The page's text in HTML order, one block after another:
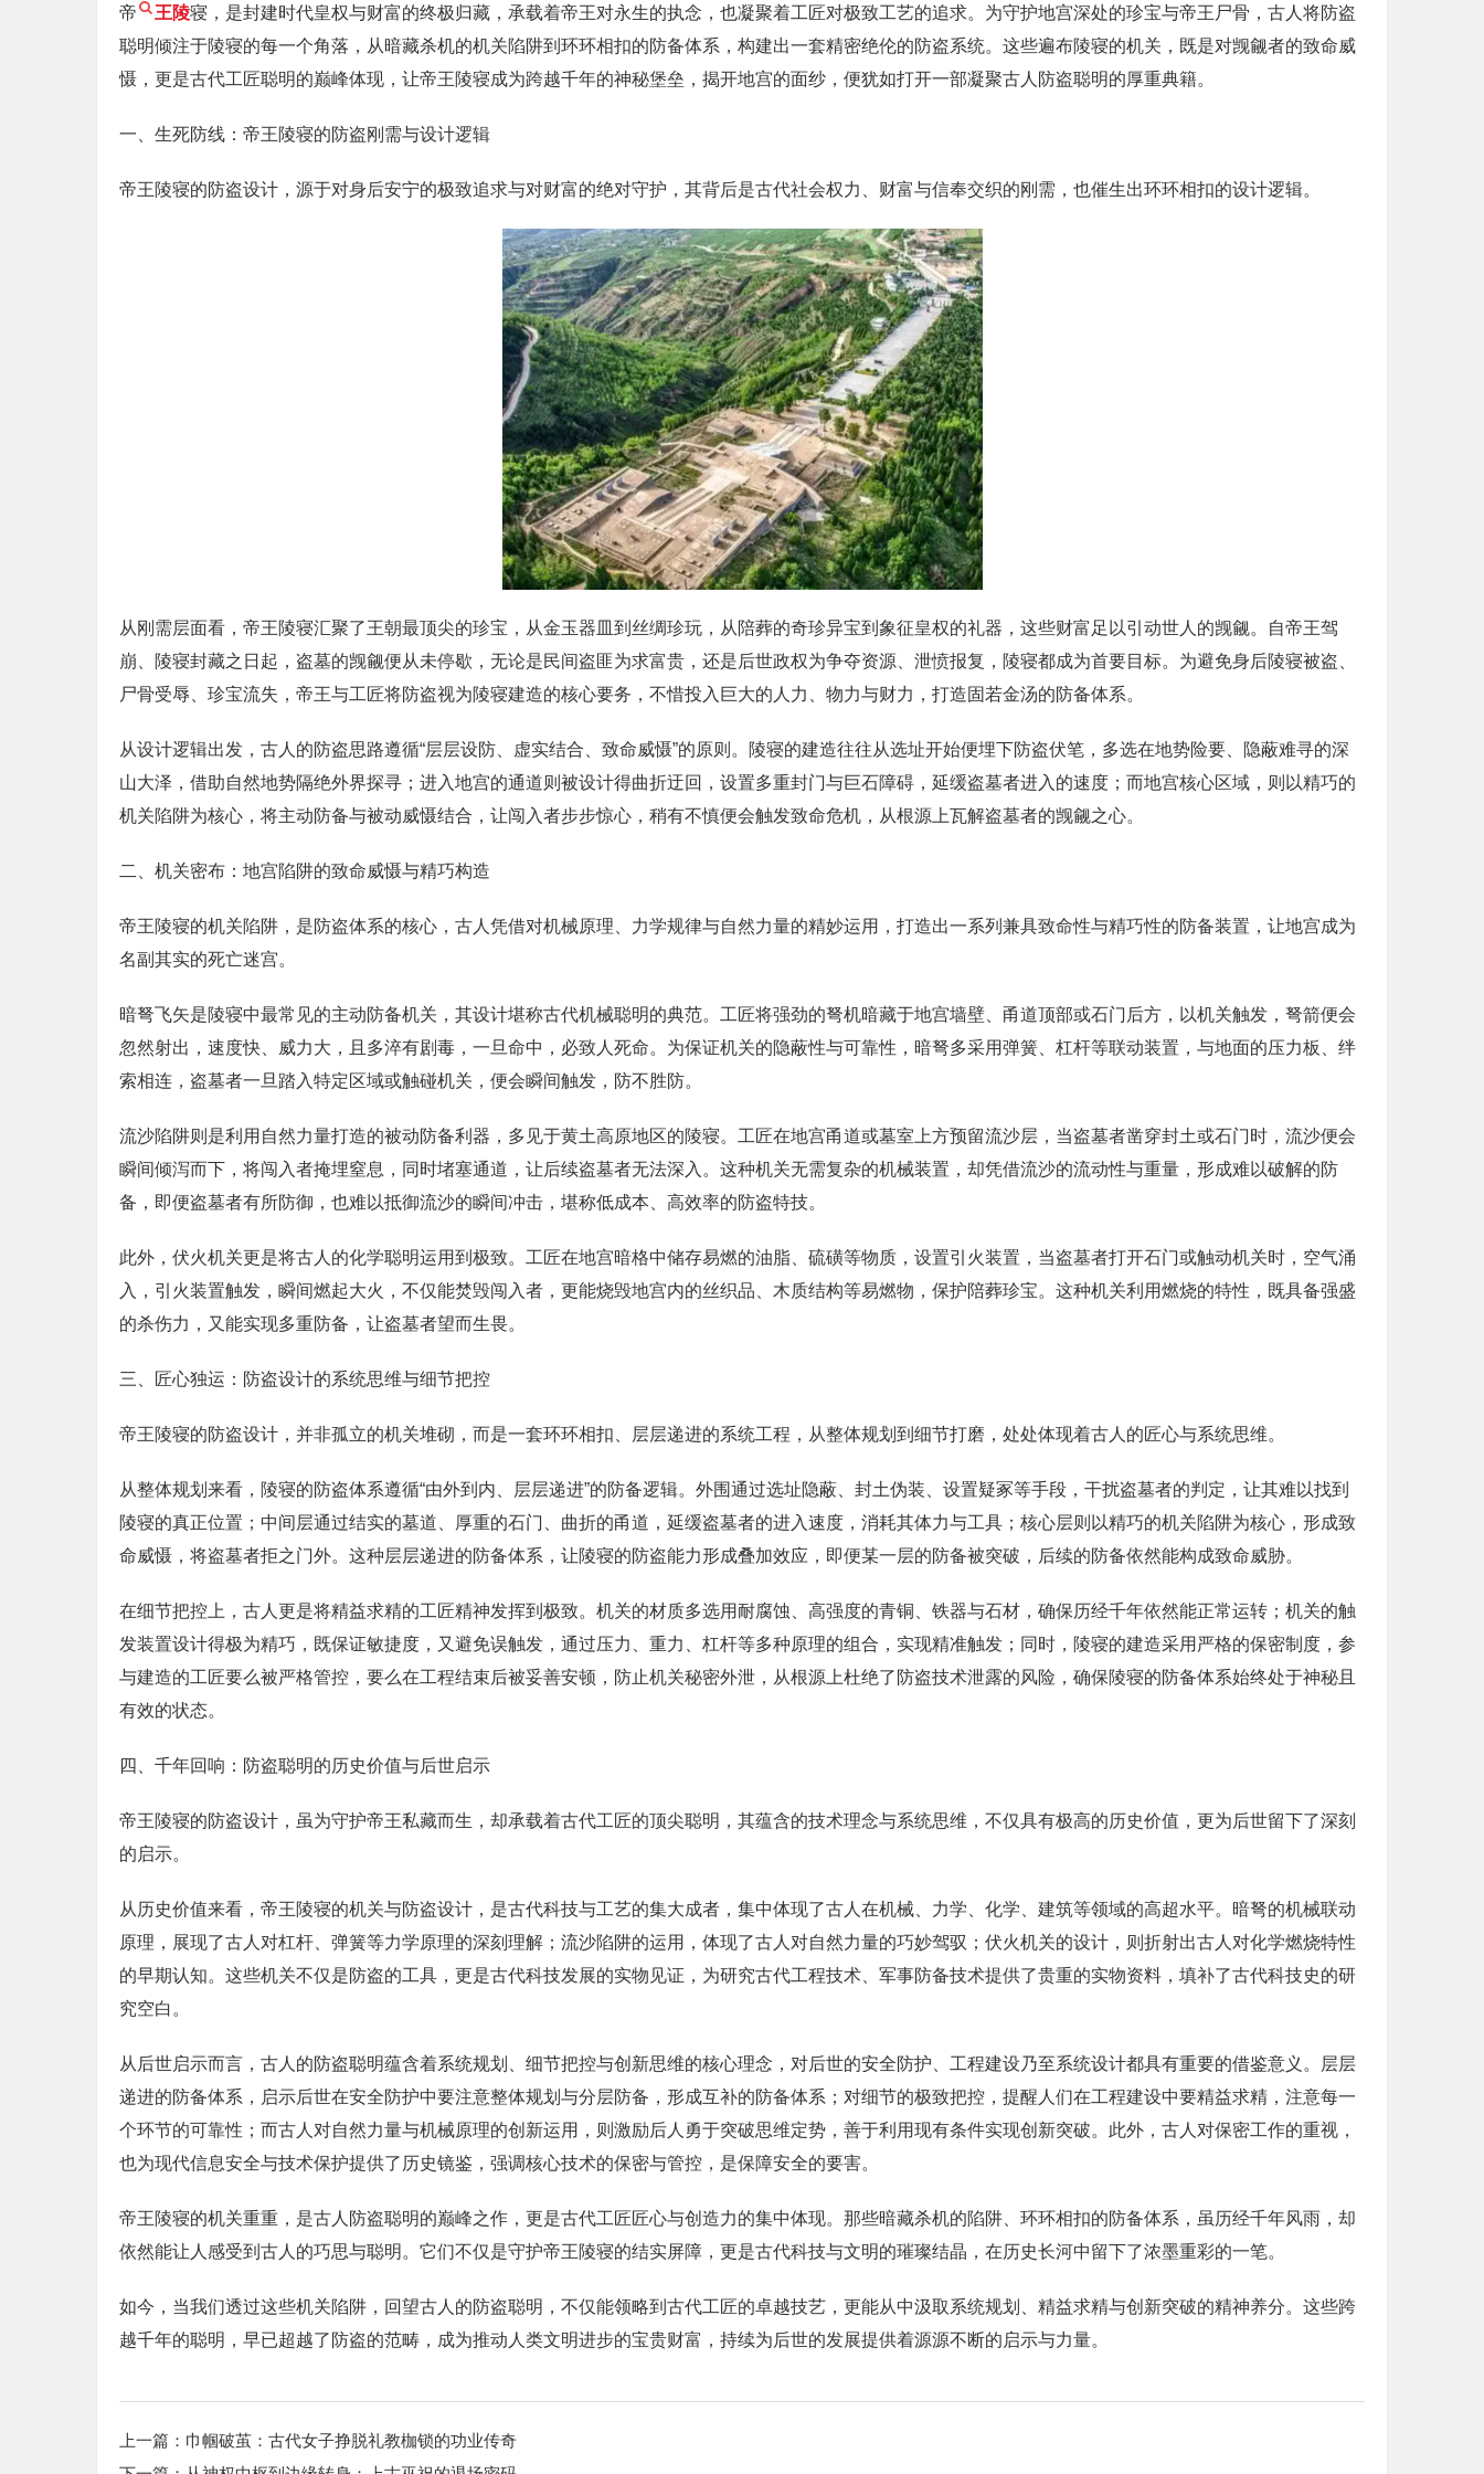
帝 王陵寝，是封建时代皇权与财富的终极归藏，承载着帝王对永生的执念，也凝聚着工匠对极致工艺的追求。为守护地宫深处的珍宝与帝王尸骨，古人将防盗
聪明倾注于陵寝的每一个角落，从暗藏杀机的机关陷阱到环环相扣的防备体系，构建出一套精密绝伦的防盗系统。这些遍布陵寝的机关，既是对觊觎者的致命威
慑，更是古代工匠聪明的巅峰体现，让帝王陵寝成为跨越千年的神秘堡垒，揭开地宫的面纱，便犹如打开一部凝聚古人防盗聪明的厚重典籍。
一、生死防线：帝王陵寝的防盗刚需与设计逻辑
帝王陵寝的防盗设计，源于对身后安宁的极致追求与对财富的绝对守护，其背后是古代社会权力、财富与信奉交织的刚需，也催生出环环相扣的设计逻辑。
从刚需层面看，帝王陵寝汇聚了王朝最顶尖的珍宝，从金玉器皿到丝绸珍玩，从陪葬的奇珍异宝到象征皇权的礼器，这些财富足以引动世人的觊觎。自帝王驾
崩、陵寝封藏之日起，盗墓的觊觎便从未停歇，无论是民间盗匪为求富贵，还是后世政权为争夺资源、泄愤报复，陵寝都成为首要目标。为避免身后陵寝被盗、
尸骨受辱、珍宝流失，帝王与工匠将防盗视为陵寝建造的核心要务，不惜投入巨大的人力、物力与财力，打造固若金汤的防备体系。
从设计逻辑出发，古人的防盗思路遵循“层层设防、虚实结合、致命威慑”的原则。陵寝的建造往往从选址开始便埋下防盗伏笔，多选在地势险要、隐蔽难寻的深
山大泽，借助自然地势隔绝外界探寻；进入地宫的通道则被设计得曲折迂回，设置多重封门与巨石障碍，延缓盗墓者进入的速度；而地宫核心区域，则以精巧的
机关陷阱为核心，将主动防备与被动威慑结合，让闯入者步步惊心，稍有不慎便会触发致命危机，从根源上瓦解盗墓者的觊觎之心。
二、机关密布：地宫陷阱的致命威慑与精巧构造
帝王陵寝的机关陷阱，是防盗体系的核心，古人凭借对机械原理、力学规律与自然力量的精妙运用，打造出一系列兼具致命性与精巧性的防备装置，让地宫成为
名副其实的死亡迷宫。
暗弩飞矢是陵寝中最常见的主动防备机关，其设计堪称古代机械聪明的典范。工匠将强劲的弩机暗藏于地宫墙壁、甬道顶部或石门后方，以机关触发，弩箭便会
忽然射出，速度快、威力大，且多淬有剧毒，一旦命中，必致人死命。为保证机关的隐蔽性与可靠性，暗弩多采用弹簧、杠杆等联动装置，与地面的压力板、绊
索相连，盗墓者一旦踏入特定区域或触碰机关，便会瞬间触发，防不胜防。
流沙陷阱则是利用自然力量打造的被动防备利器，多见于黄土高原地区的陵寝。工匠在地宫甬道或墓室上方预留流沙层，当盗墓者凿穿封土或石门时，流沙便会
瞬间倾泻而下，将闯入者掩埋窒息，同时堵塞通道，让后续盗墓者无法深入。这种机关无需复杂的机械装置，却凭借流沙的流动性与重量，形成难以破解的防
备，即便盗墓者有所防御，也难以抵御流沙的瞬间冲击，堪称低成本、高效率的防盗特技。
此外，伏火机关更是将古人的化学聪明运用到极致。工匠在地宫暗格中储存易燃的油脂、硫磺等物质，设置引火装置，当盗墓者打开石门或触动机关时，空气涌
入，引火装置触发，瞬间燃起大火，不仅能焚毁闯入者，更能烧毁地宫内的丝织品、木质结构等易燃物，保护陪葬珍宝。这种机关利用燃烧的特性，既具备强盛
的杀伤力，又能实现多重防备，让盗墓者望而生畏。
三、匠心独运：防盗设计的系统思维与细节把控
帝王陵寝的防盗设计，并非孤立的机关堆砌，而是一套环环相扣、层层递进的系统工程，从整体规划到细节打磨，处处体现着古人的匠心与系统思维。
从整体规划来看，陵寝的防盗体系遵循“由外到内、层层递进”的防备逻辑。外围通过选址隐蔽、封土伪装、设置疑冢等手段，干扰盗墓者的判定，让其难以找到
陵寝的真正位置；中间层通过结实的墓道、厚重的石门、曲折的甬道，延缓盗墓者的进入速度，消耗其体力与工具；核心层则以精巧的机关陷阱为核心，形成致
命威慑，将盗墓者拒之门外。这种层层递进的防备体系，让陵寝的防盗能力形成叠加效应，即便某一层的防备被突破，后续的防备依然能构成致命威胁。
在细节把控上，古人更是将精益求精的工匠精神发挥到极致。机关的材质多选用耐腐蚀、高强度的青铜、铁器与石材，确保历经千年依然能正常运转；机关的触
发装置设计得极为精巧，既保证敏捷度，又避免误触发，通过压力、重力、杠杆等多种原理的组合，实现精准触发；同时，陵寝的建造采用严格的保密制度，参
与建造的工匠要么被严格管控，要么在工程结束后被妥善安顿，防止机关秘密外泄，从根源上杜绝了防盗技术泄露的风险，确保陵寝的防备体系始终处于神秘且
有效的状态。
四、千年回响：防盗聪明的历史价值与后世启示
帝王陵寝的防盗设计，虽为守护帝王私藏而生，却承载着古代工匠的顶尖聪明，其蕴含的技术理念与系统思维，不仅具有极高的历史价值，更为后世留下了深刻
的启示。
从历史价值来看，帝王陵寝的机关与防盗设计，是古代科技与工艺的集大成者，集中体现了古人在机械、力学、化学、建筑等领域的高超水平。暗弩的机械联动
原理，展现了古人对杠杆、弹簧等力学原理的深刻理解；流沙陷阱的运用，体现了古人对自然力量的巧妙驾驭；伏火机关的设计，则折射出古人对化学燃烧特性
的早期认知。这些机关不仅是防盗的工具，更是古代科技发展的实物见证，为研究古代工程技术、军事防备技术提供了贵重的实物资料，填补了古代科技史的研
究空白。
从后世启示而言，古人的防盗聪明蕴含着系统规划、细节把控与创新思维的核心理念，对后世的安全防护、工程建设乃至系统设计都具有重要的借鉴意义。层层
递进的防备体系，启示后世在安全防护中要注意整体规划与分层防备，形成互补的防备体系；对细节的极致把控，提醒人们在工程建设中要精益求精，注意每一
个环节的可靠性；而古人对自然力量与机械原理的创新运用，则激励后人勇于突破思维定势，善于利用现有条件实现创新突破。此外，古人对保密工作的重视，
也为现代信息安全与技术保护提供了历史镜鉴，强调核心技术的保密与管控，是保障安全的要害。
帝王陵寝的机关重重，是古人防盗聪明的巅峰之作，更是古代工匠匠心与创造力的集中体现。那些暗藏杀机的陷阱、环环相扣的防备体系，虽历经千年风雨，却
依然能让人感受到古人的巧思与聪明。它们不仅是守护帝王陵寝的结实屏障，更是古代科技与文明的璀璨结晶，在历史长河中留下了浓墨重彩的一笔。
如今，当我们透过这些机关陷阱，回望古人的防盗聪明，不仅能领略到古代工匠的卓越技艺，更能从中汲取系统规划、精益求精与创新突破的精神养分。这些跨
越千年的聪明，早已超越了防盗的范畴，成为推动人类文明进步的宝贵财富，持续为后世的发展提供着源源不断的启示与力量。
上一篇： 巾帼破茧：古代女子挣脱礼教枷锁的功业传奇